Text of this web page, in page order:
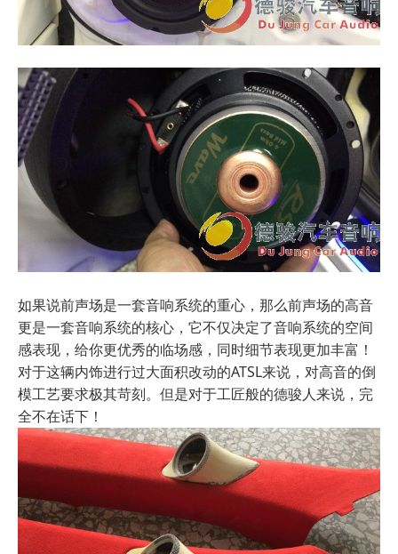
如果说前声场是一套音响系统的重心，那么前声场的高音
更是一套音响系统的核心，它不仅决定了音响系统的空间
感表现，给你更优秀的临场感，同时细节表现更加丰富！
对于这辆内饰进行过大面积改动的ATSL来说，对高音的倒
模工艺要求极其苛刻。但是对于工匠般的德骏人来说，完
全不在话下！